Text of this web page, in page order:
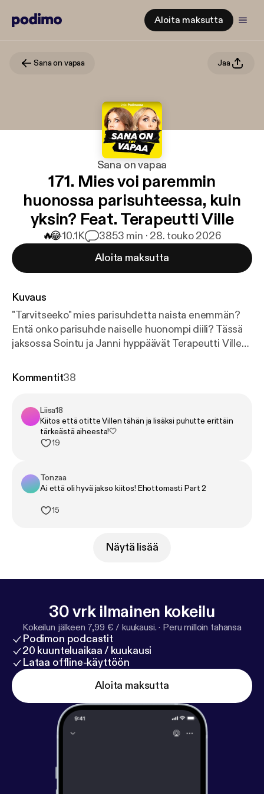
Aloita maksutta
Sana on vapaa Jaa
Sana on vapaa
171. Mies voi paremmin
huonossa parisuhteessa, kuin
yksin? Feat. Terapeutti Ville
🔥😂10.1K 3853 min · 28. touko 2026
Aloita maksutta
Kuvaus
"Tarvitseeko" mies parisuhdetta naista enemmän?
Entä onko parisuhde naiselle huonompi diili? Tässä
jaksossa Sointu ja Janni hyppäävät Terapeutti Villen
yksinäisyysepidemialle? Uusi jakso joka torstai. IG:
Kommentit38
Liisa18
Kiitos että otitte Villen tähän ja lisäksi puhutte erittäin
tärkeästä aiheesta!🤍
19
Tonzaa
Ai että oli hyvä jakso kiitos! Ehottomasti Part 2
15
Näytä lisää
30 vrk ilmainen kokeilu
Kokeilun jälkeen 7,99 € / kuukausi. · Peru milloin tahansa
Podimon podcastit
20 kuunteluaikaa / kuukausi
Lataa offline-käyttöön
Aloita maksutta